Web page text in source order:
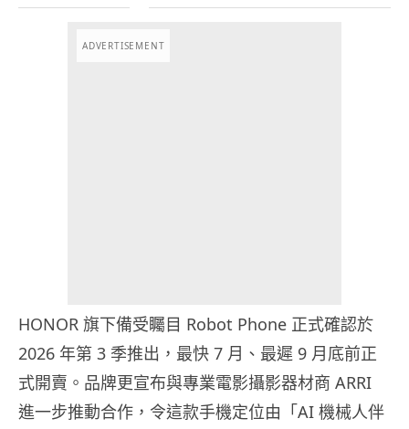
ADVERTISEMENT
HONOR 旗下備受矚目 Robot Phone 正式確認於
2026 年第 3 季推出，最快 7 月、最遲 9 月底前正
式開賣。品牌更宣布與專業電影攝影器材商 ARRI
進一步推動合作，令這款手機定位由「AI 機械人伴